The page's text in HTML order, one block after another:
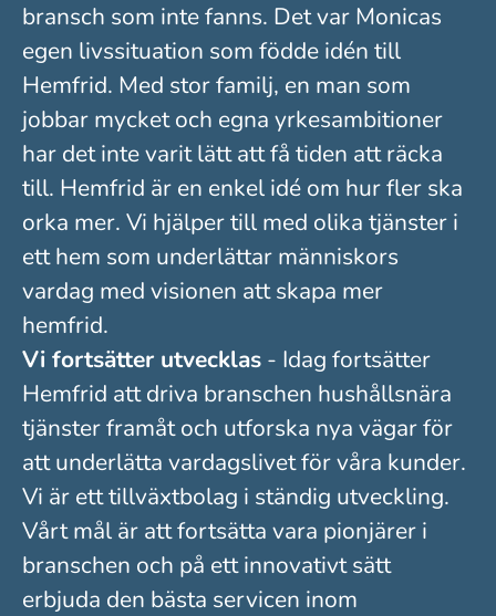
bransch som inte fanns. Det var Monicas
egen livssituation som födde idén till
Hemfrid. Med stor familj, en man som
jobbar mycket och egna yrkesambitioner
har det inte varit lätt att få tiden att räcka
till. Hemfrid är en enkel idé om hur fler ska
orka mer. Vi hjälper till med olika tjänster i
ett hem som underlättar människors
vardag med visionen att skapa mer
hemfrid.
Vi fortsätter utvecklas - Idag fortsätter
Hemfrid att driva branschen hushållsnära
tjänster framåt och utforska nya vägar för
att underlätta vardagslivet för våra kunder.
Vi är ett tillväxtbolag i ständig utveckling.
Vårt mål är att fortsätta vara pionjärer i
branschen och på ett innovativt sätt
erbjuda den bästa servicen inom